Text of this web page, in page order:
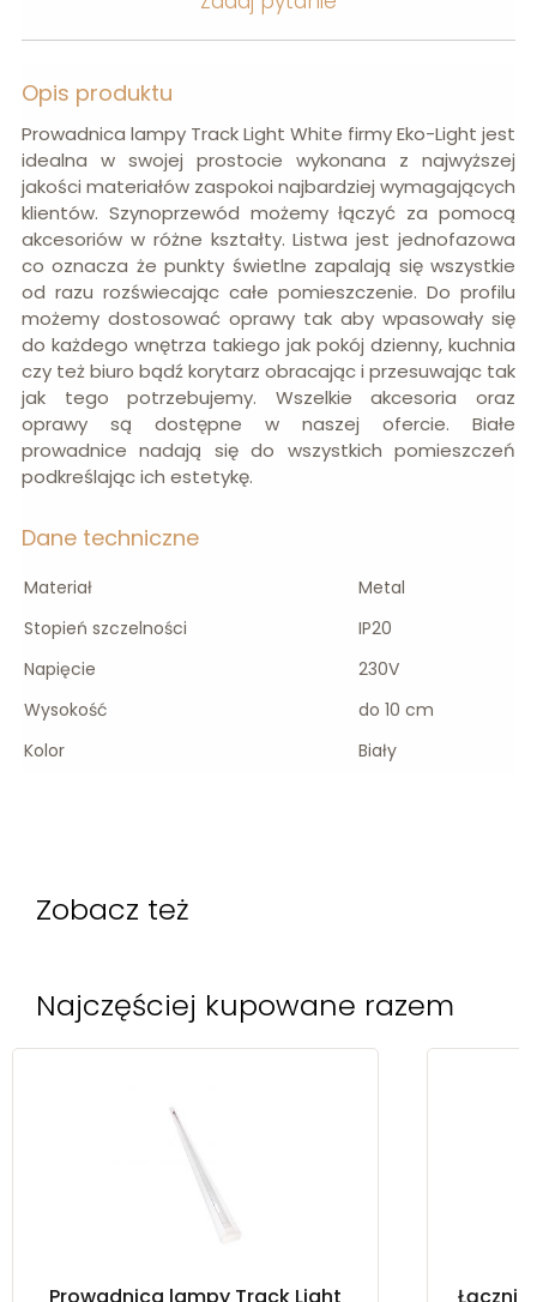
Opis produktu
Prowadnica lampy Track Light White firmy Eko-Light jest
idealna w swojej prostocie wykonana z najwyższej
jakości materiałów zaspokoi najbardziej wymagających
klientów. Szynoprzewód możemy łączyć za pomocą
akcesoriów w różne kształty. Listwa jest jednofazowa
co oznacza że punkty świetlne zapalają się wszystkie
od razu rozświecając całe pomieszczenie. Do profilu
możemy dostosować oprawy tak aby wpasowały się
do każdego wnętrza takiego jak pokój dzienny, kuchnia
czy też biuro bądź korytarz obracając i przesuwając tak
jak tego potrzebujemy. Wszelkie akcesoria oraz
oprawy są dostępne w naszej ofercie. Białe
prowadnice nadają się do wszystkich pomieszczeń
podkreślając ich estetykę.
Dane techniczne
Materiał
Metal
Stopień szczelności
IP20
Napięcie
230V
Wysokość
do 10 cm
Kolor
Biały
Zobacz też
Najczęściej kupowane razem